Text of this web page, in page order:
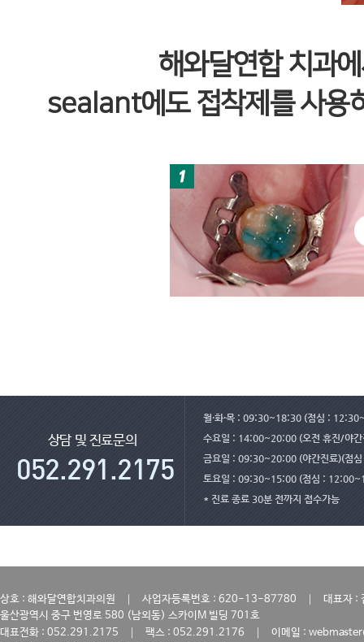
해와달연합 치과
sealant에도 접착제를 사용
상담 및 진료문의
월·화·목 : 09:30~18:30 (점심 :
수요일 : 14:00~20:00 (오전 휴진/야간
금요일 : 09:30~20:00 (야간진료)(점
토요일 : 09:30~15:00 (점심 :
* 진료 종료 30분 전까지 접수가능
상호 : 해와달연합치과의원 사업자등록번호 : 620-13-87780
대표자 :
울산광역시 중구 번영로 580 (남외동) 스카이M 빌딩 701호
대표전화 : 052.291.2175
팩스 : 052.291.2176
이메일 :